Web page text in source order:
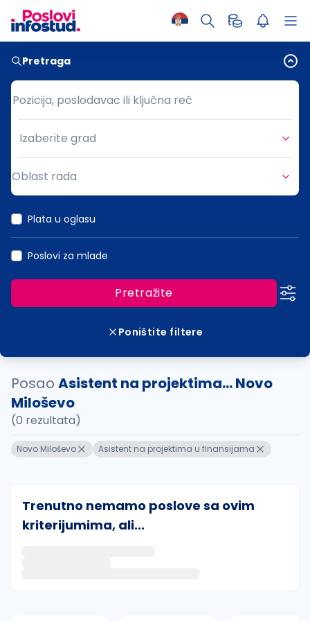
Pretraga
Pozicija, poslodavac ili ključna reč
Pozicija, poslodavac ili ključna reč
Grad
Izaberite grad
Oblast rada
Plata u oglasu
Poslovi za mlade
Pretražite
Poništite filtere
Posao Asistent na projektima... Novo
Miloševo
(0 rezultata)
Novo Miloševo Asistent na projektima u finansijama
Trenutno nemamo poslove sa ovim
kriterijumima, ali...